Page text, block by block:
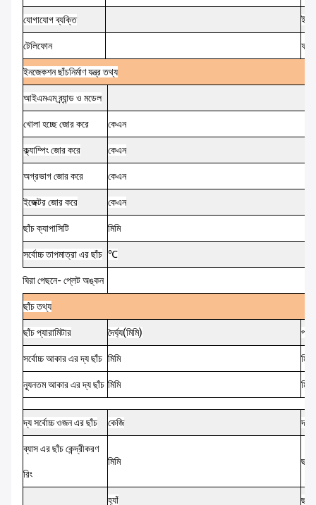
যোগাযোগব্যক্তি ই-
টেলিফোন
ইনজেকশনছাঁচনির্মাণযন্ত্রতথ্য
আইএমএমব্র্যান্ড ও মডেল
খোলা হচ্ছেজোর করে কেএন
ক্ল্যাম্পিংজোর করে কেএন
অগ্রভাগজোর করে কেএন
ইজেক্টরজোর করে কেএন
ছাঁচক্যাপাসিটি মিমি
সর্বোচ্চতাপমাত্রাএরছাঁচ ℃
ঘিরাপেছনে-প্লেটঅঙ্কন
ছাঁচতথ্য
ছাঁচপ্যারামিটার দৈর্ঘ্য(মিমি)
সর্বোচ্চআকারএরদ্যছাঁচ মিমি মিমি
ন্যূনতমআকারএরদ্যছাঁচ মিমি মিমি
দ্যসর্বোচ্চওজনএরছাঁচ কেজি দ্য
ব্যাসএরছাঁচকেন্দ্রীকরণ
রিং
মিমি ছাঁচ
হ্যাঁ ছাঁচ